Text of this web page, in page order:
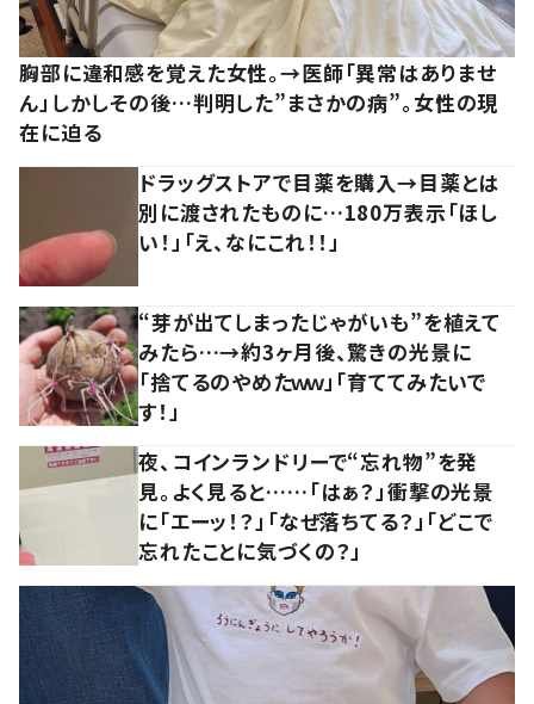
胸部に違和感を覚えた女性。→医師「異常はありませ
ん」しかしその後…判明した”まさかの病”。女性の現
在に迫る
ドラッグストアで目薬を購入→目薬とは
別に渡されたものに…180万表示「ほし
い！」「え、なにこれ！！」
“芽が出てしまったじゃがいも”を植えて
みたら…→約3ヶ月後、驚きの光景に
「捨てるのやめたｗｗ」「育ててみたいで
す！」
夜、コインランドリーで“忘れ物”を発
見。よく見ると……「はぁ？」衝撃の光景
に「エーッ！？」「なぜ落ちてる？」「どこで
忘れたことに気づくの？」